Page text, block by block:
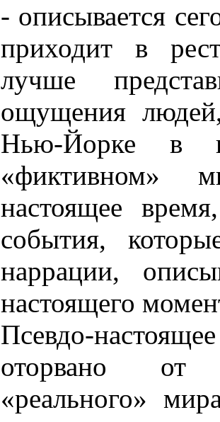
- описывается
приходит в
лучше
ощущения
Нью-Йорке в
«фиктивном»
настоящее
события,
наррации,
настоящего
Псевдо-
оторвано от
«реального»